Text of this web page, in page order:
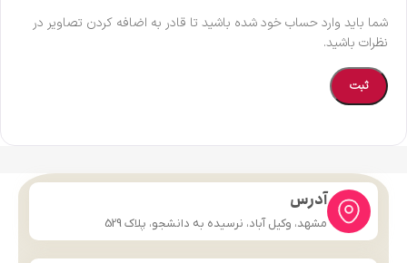
شما باید وارد حساب خود شده باشید تا قادر به اضافه کردن تصاویر در
نظرات باشید.
آدرس
مشهد، وکیل آباد، نرسیده به دانشجو، پلاک 529